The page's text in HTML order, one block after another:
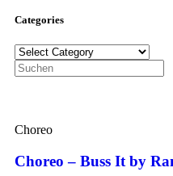
Categories
Choreo
Choreo – Buss It by